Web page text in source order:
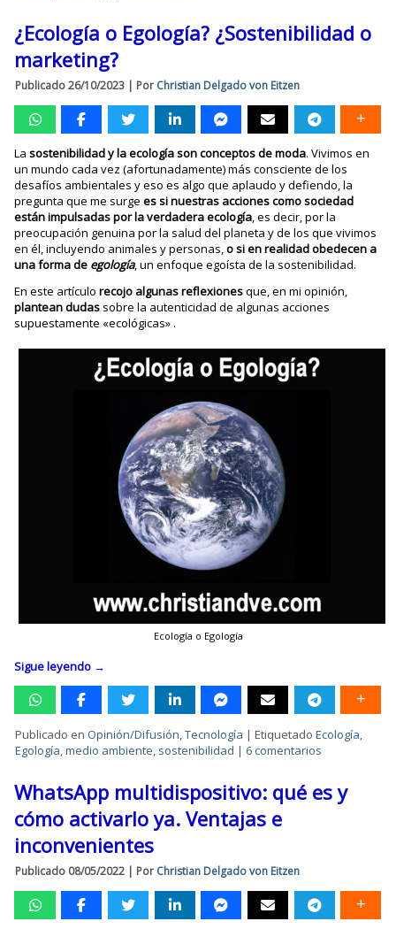
¿Ecología o Egología? ¿Sostenibilidad o
marketing?
Publicado 26/10/2023 | Por Christian Delgado von Eitzen
Lasostenibilidad y la ecología son conceptos de moda. Vivimos en
un mundo cada vez (afortunadamente) más consciente de los
desafíos ambientales y eso es algo que aplaudo y defiendo, la
pregunta que me surgees si nuestras acciones como sociedad
están impulsadas por la verdadera ecología, es decir, por la
preocupación genuina por la salud del planeta y de los que vivimos
en él, incluyendo animales y personas,o si en realidad obedecen a
una forma de egología, un enfoque egoísta de la sostenibilidad.
En este artículorecojo algunas reflexionesque, en mi opinión,
plantean dudas sobre la autenticidad de algunas acciones
supuestamente «ecológicas» .
Ecología o Egología
Sigue leyendo →
Publicado en Opinión/Difusión ,Tecnología |Etiquetado Ecología
Egología ,medio ambiente sostenibilidad | 6 comentarios
WhatsApp multidispositivo: qué es y
cómo activarlo ya. Ventajas e
inconvenientes
Publicado 08/05/2022 | Por Christian Delgado von Eitzen